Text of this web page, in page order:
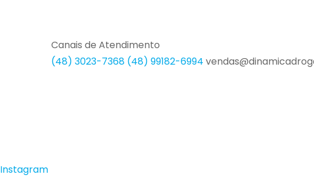
Canais de Atendimento
(48) 3023-7368 (48) 99182-6994
Instagram